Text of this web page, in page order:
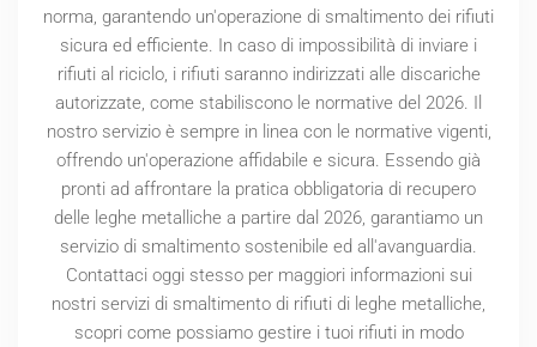
norma, garantendo un'operazione di smaltimento dei rifiuti
sicura ed efficiente. In caso di impossibilità di inviare i
rifiuti al riciclo, i rifiuti saranno indirizzati alle discariche
autorizzate, come stabiliscono le normative del 2026. Il
nostro servizio è sempre in linea con le normative vigenti,
offrendo un'operazione affidabile e sicura. Essendo già
pronti ad affrontare la pratica obbligatoria di recupero
delle leghe metalliche a partire dal 2026, garantiamo un
servizio di smaltimento sostenibile ed all'avanguardia.
Contattaci oggi stesso per maggiori informazioni sui
nostri servizi di smaltimento di rifiuti di leghe metalliche,
scopri come possiamo gestire i tuoi rifiuti in modo